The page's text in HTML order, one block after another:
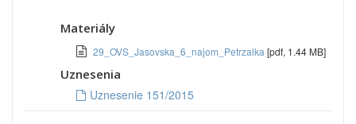
Materiály
29_OVS_Jasovska_6_najom_Petrzalka [pdf, 1.44 MB]
Uznesenia
Uznesenie 151/2015